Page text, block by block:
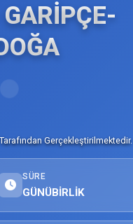
Gerçekleştirilmektedir.
SÜRE
GÜNÜBİRLİK